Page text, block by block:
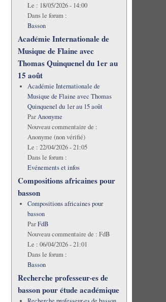
Le : 18/05/2026 - 14:00
Dans le forum :
Basson
Académie Internationale de
Musique de Flaine avec
Thomas Quinquenel du 1er au
15 août
Académie Internationale de
Musique de Flaine avec Thomas
Quinquenel du 1er au 15 août
ParAnonyme
Nouveau commentaire de :
Anonyme (non vérifié)
Le : 22/04/2026 - 21:05
Dans le forum :
Evénements et infos
Compositions africaines pour
basson
Compositions africaines pour
basson
ParFdB
Nouveau commentaire de : FdB
Le : 06/04/2026 - 21:01
Dans le forum :
Basson
Recherche professeur·es de
basson pour étude académique